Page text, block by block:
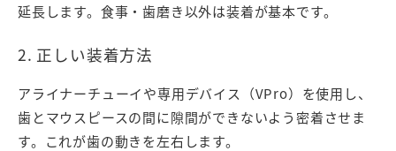
延長します。食事・歯磨き以外は装着が基本です。
2. 正しい装着方法
アライナーチューイや専用デバイス（VPro）を使用し、
歯とマウスピースの間に隙間ができないよう密着させま
す。これが歯の動きを左右します。